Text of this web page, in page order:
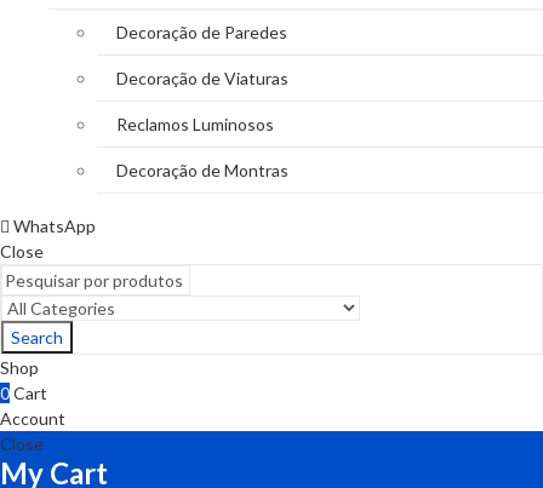
Decoração de Paredes
Decoração de Viaturas
Reclamos Luminosos
Decoração de Montras
WhatsApp
Close
Search
Shop
0Cart
Account
Close
My Cart